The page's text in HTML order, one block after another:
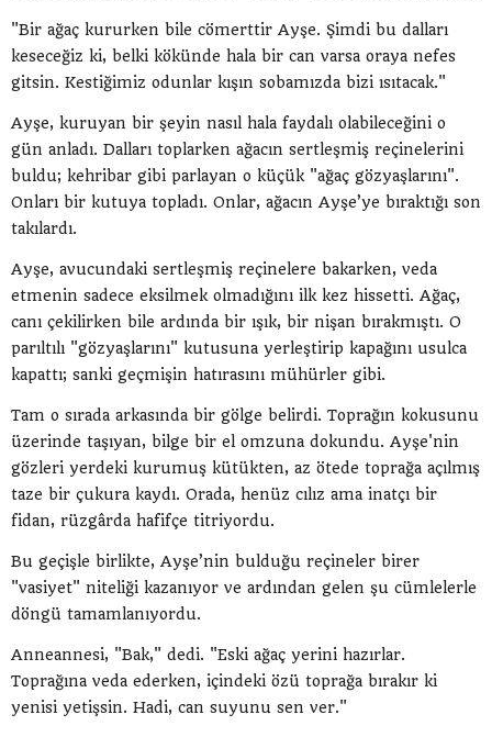
"Bir ağaç kururken bile cömerttir Ayşe. Şimdi bu dalları
keseceğiz ki, belki kökünde hala bir can varsa oraya nefes
gitsin. Kestiğimiz odunlar kışın sobamızda bizi ısıtacak."
Ayşe, kuruyan bir şeyin nasıl hala faydalı olabileceğini o
gün anladı. Dalları toplarken ağacın sertleşmiş reçinelerini
buldu; kehribar gibi parlayan o küçük "ağaç gözyaşlarını".
Onları bir kutuya topladı. Onlar, ağacın Ayşe’ye bıraktığı son
takılardı.
Ayşe, avucundaki sertleşmiş reçinelere bakarken, veda
etmenin sadece eksilmek olmadığını ilk kez hissetti. Ağaç,
canı çekilirken bile ardında bir ışık, bir nişan bırakmıştı. O
parıltılı "gözyaşlarını" kutusuna yerleştirip kapağını usulca
kapattı; sanki geçmişin hatırasını mühürler gibi.
Tam o sırada arkasında bir gölge belirdi. Toprağın kokusunu
üzerinde taşıyan, bilge bir el omzuna dokundu. Ayşe'nin
gözleri yerdeki kurumuş kütükten, az ötede toprağa açılmış
taze bir çukura kaydı. Orada, henüz cılız ama inatçı bir
fidan, rüzgârda hafifçe titriyordu.
Bu geçişle birlikte, Ayşe’nin bulduğu reçineler birer
"vasiyet" niteliği kazanıyor ve ardından gelen şu cümlelerle
döngü tamamlanıyordu.
Anneannesi, "Bak," dedi. "Eski ağaç yerini hazırlar.
Toprağına veda ederken, içindeki özü toprağa bırakır ki
yenisi yetişsin. Hadi, can suyunu sen ver."